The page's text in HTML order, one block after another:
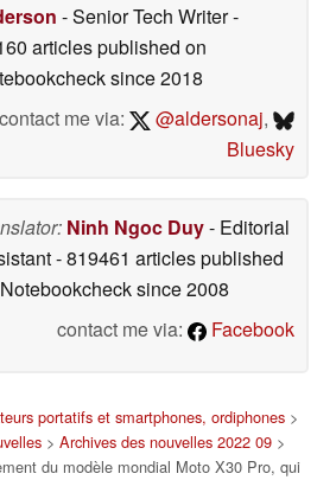
- Senior Tech Writer-
articles published on
since 2018
contact me via:
@aldersonaj,
Bluesky
Ninh Ngoc Duy- Editorial
- 819461 articles published
since 2008
contact me via:
Facebook
portatifs et smartphones, ordiphones >
> Archives des nouvelles 2022 09 >
du modèle mondial Moto X30 Pro, qui